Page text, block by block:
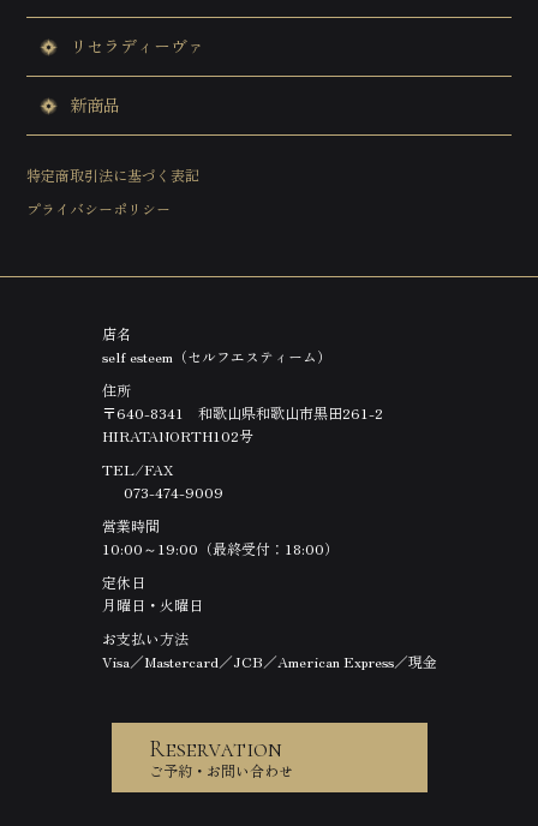
リセラディーヴァ
新商品
特定商取引法に基づく表記
プライバシーポリシー
店名
self esteem（セルフエスティーム）
住所
〒640-8341 和歌山県和歌山市黒田261-2
HIRATANORTH102号
TEL ⁄ FAX
073-474-9009
営業時間
10:00～19:00（最終受付：18:00）
定休日
月曜日・火曜日
お支払い方法
Visa／Mastercard／JCB／American Express／現金
Reservation
ご予約・お問い合わせ